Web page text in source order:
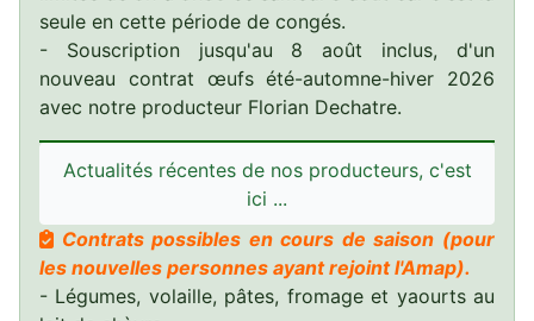
seule en cette période de congés.
- Souscription jusqu'au 8 août inclus, d'un
nouveau contrat œufs été-automne-hiver 2026
avec notre producteur Florian Dechatre.
-- en mars Chez Sabine ----
Quelques souvenirs de la journée montage serres
(voir photos rubrique En bref, Nos producteurs,
Les légumes)
-- fin février chez Marion et Fabien ----
50 chèvres ont déjà mis bas. Fou ! Et même l'une
Actualités récentes de nos producteurs, c'est
ici ...
Contrats possibles en cours de saison (pour
les nouvelles personnes ayant rejoint l'Amap).
- Légumes, volaille, pâtes, fromage et yaourts au